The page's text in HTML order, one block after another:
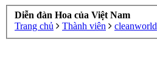
Diễn đàn Hoa của Việt Nam
Trang chủ
Thành viên cleanworld